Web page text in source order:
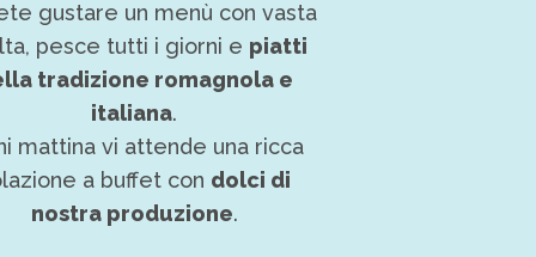
gustare un menù con vasta
pesce tutti i giorni e piatti
tradizione romagnola e
italiana.
mattina vi attende una ricca
a buffet con dolci di
nostra produzione.